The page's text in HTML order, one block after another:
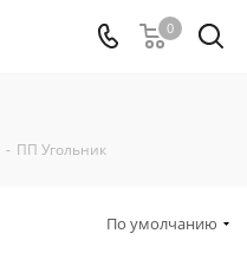
0
- ПП Угольник
По умолчанию